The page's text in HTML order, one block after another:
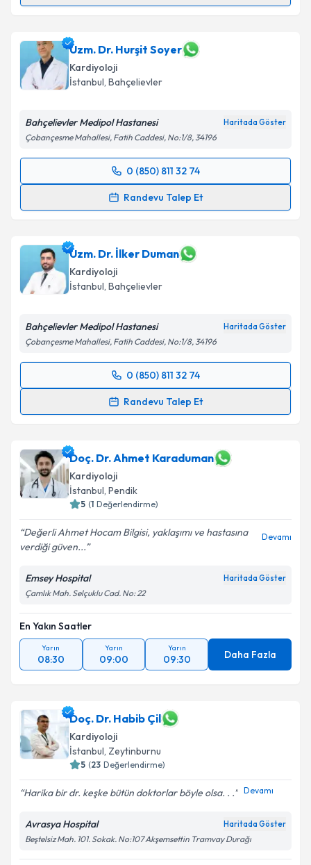
takvim hazırlandığında e-posta ile bilgilendireceğiz.
E-posta Adresiniz
Kişisel verilerimin işlenmesine ilişkin
Metni'ni okudum ve kişisel verilerimin belirtilen
kapsamda işlenmesini kabul ediyorum.
Takvim Talebini Gönder
Uzm. Dr. Hurşit Soyer
Kardiyoloji
İstanbul, Bahçelievler
Bahçelievler Medipol Hastanesi Haritada Göster
Çobançesme Mahallesi, Fatih Caddesi, No:1/8, 34196
0 (850) 811 32 74
Randevu Talep Et
Randevu Takvimi Talebi
takvim hazırlandığında e-posta ile bilgilendireceğiz.
E-posta Adresiniz
Kişisel verilerimin işlenmesine ilişkin
Metni'ni okudum ve kişisel verilerimin belirtilen
kapsamda işlenmesini kabul ediyorum.
Takvim Talebini Gönder
Uzm. Dr. İlker Duman
Kardiyoloji
İstanbul, Bahçelievler
Bahçelievler Medipol Hastanesi Haritada Göster
Çobançesme Mahallesi, Fatih Caddesi, No:1/8, 34196
0 (850) 811 32 74
Randevu Talep Et
Randevu Takvimi Talebi
takvim hazırlandığında e-posta ile bilgilendireceğiz.
E-posta Adresiniz
Kişisel verilerimin işlenmesine ilişkin
kapsamda işlenmesini kabul ediyorum.
Doç. Dr. Ahmet Karaduman
Kardiyoloji
İstanbul, Pendik
5 (1 Değerlendirme)
Değerli Ahmet Hocam Bilgisi, yaklaşımı ve hastasına
verdiği güven...
Devamı
Emsey Hospital Haritada Göster
Çamlık Mah. Selçuklu Cad. No: 22
En Yakın Saatler
Yarın
08:30
Yarın
09:00
Yarın
09:30 Daha Fazla
Doç. Dr. Habib Çil
Kardiyoloji
İstanbul, Zeytinburnu
5 (23 Değerlendirme)
Harika bir dr. keşke bütün doktorlar böyle olsa. . . Devamı
Avrasya Hospital Haritada Göster
Beştelsiz Mah. 101. Sokak. No:107 Akşemsettin Tramvay Durağı